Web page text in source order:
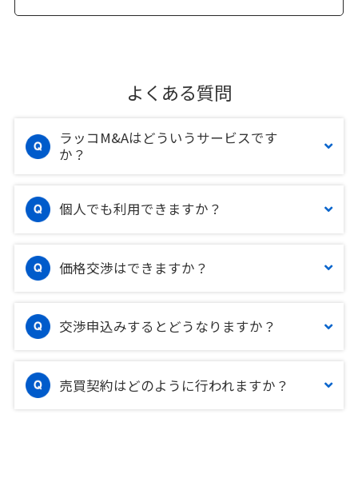
よくある質問
ラッコM&Aはどういうサービスです
か？
個人でも利用できますか？
価格交渉はできますか？
交渉申込みするとどうなりますか？
売買契約はどのように行われますか？